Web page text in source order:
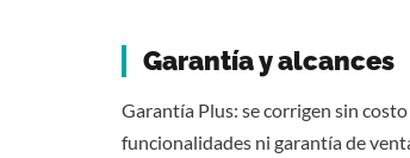
Garantía y alcances
Garantía Plus: se corrigen sin
funcionalidades ni garantía de